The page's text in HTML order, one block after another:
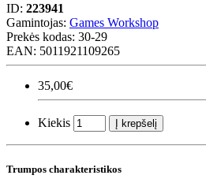
ID: 223941
Gamintojas: Games Workshop
Prekės kodas: 30-29
EAN: 5011921109265
35,00€
Kiekis Į krepšelį
Trumpos charakteristikos